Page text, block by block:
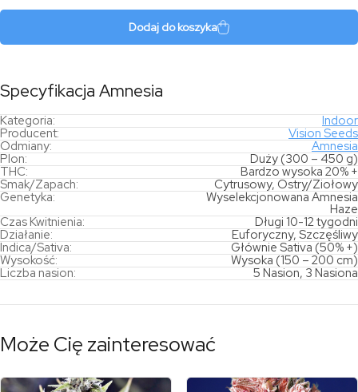
Dodaj do koszyka
Specyfikacja Amnesia
Kategoria:
Indoor
Producent:
Vision Seeds
Odmiany:
Amnesia
Plon:
Duży (300 – 450 g)
THC:
Bardzo wysoka 20% +
Smak/Zapach:
Cytrusowy, Ostry/Ziołowy
Genetyka:
Wyselekcjonowana Amnesia
Haze
Czas Kwitnienia:
Długi 10-12 tygodni
Działanie:
Euforyczny, Szczęśliwy
Indica/Sativa:
Głównie Sativa (50% +)
Wysokość:
Wysoka (150 – 200 cm)
Liczba nasion:
5 Nasion, 3 Nasiona
Może Cię zainteresować